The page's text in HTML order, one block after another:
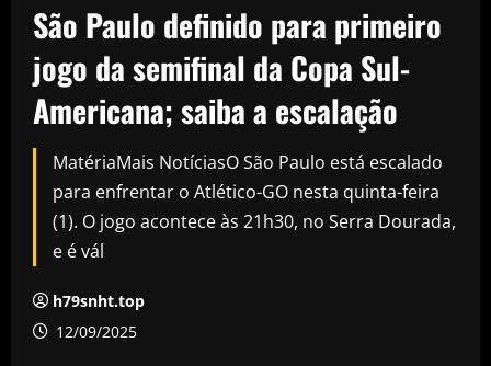
São Paulo definido para primeiro
jogo da semifinal da Copa Sul-
Americana; saiba a escalação
MatériaMais NotíciasO São Paulo está escalado
para enfrentar o Atlético-GO nesta quinta-feira
(1). O jogo acontece às 21h30, no Serra Dourada,
e é vál
h79snht.top
12/09/2025